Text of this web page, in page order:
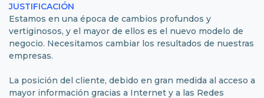
JUSTIFICACIÓN
Estamos en una época de cambios profundos y
vertiginosos, y el mayor de ellos es el nuevo modelo de
negocio. Necesitamos cambiar los resultados de nuestras
empresas.
La posición del cliente, debido en gran medida al acceso a
mayor información gracias a Internet y a las Redes